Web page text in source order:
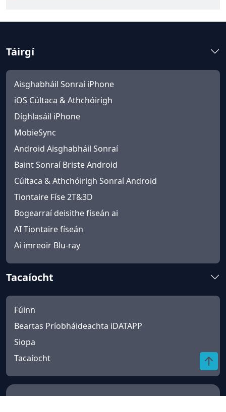
Táirgí
Aisghabháil Sonraí iPhone
iOS Cúltaca & Athchóirigh
Díghlasáil iPhone
MobieSync
Android Aisghabháil Sonraí
Baint Sonraí Briste Android
Cúltaca & Athchóirigh Sonraí Android
Tiontaire Físe 2T&3D
Bogearraí deisithe físeán ai
AI Tiontaire físeán
Ai imreoir Blu-ray
Tacaíocht
Fúinn
Beartas Príobháideachta iDATAPP
Siopa
Tacaíocht